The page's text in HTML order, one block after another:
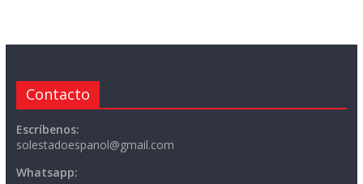
Contacto
Escríbenos:
solestadoespanol@gmail.com
Whatsapp: